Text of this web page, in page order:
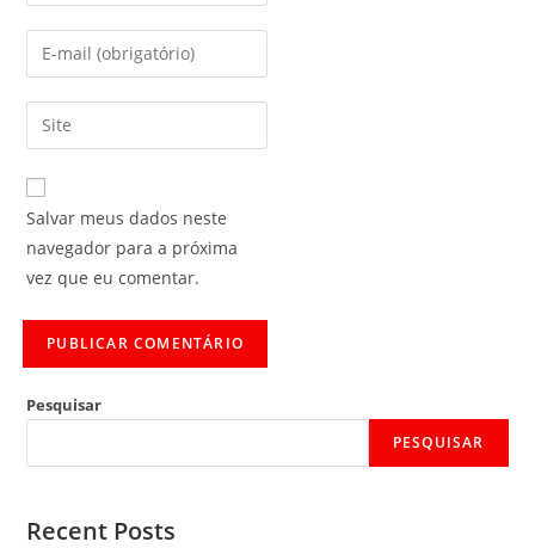
Salvar meus dados neste
navegador para a próxima
vez que eu comentar.
Pesquisar
PESQUISAR
Recent Posts